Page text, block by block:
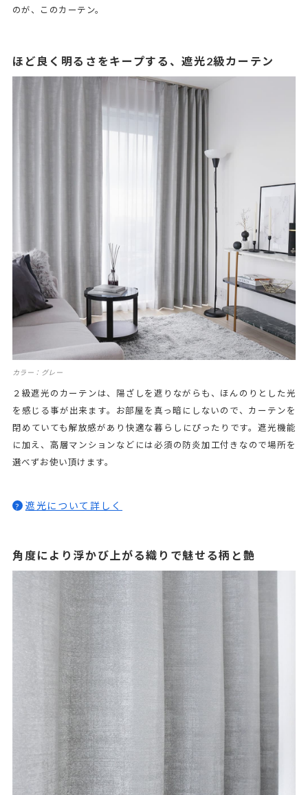
のが、このカーテン。
ほど良く明るさをキープする、遮光2級カーテン
カラー：グレー
２級遮光のカーテンは、陽ざしを遮りながらも、ほんのりとした光
を感じる事が出来ます。お部屋を真っ暗にしないので、カーテンを
閉めていても解放感があり快適な暮らしにぴったりです。遮光機能
に加え、高層マンションなどには必須の防炎加工付きなので場所を
選べずお使い頂けます。
? 遮光について詳しく
角度により浮かび上がる織りで魅せる柄と艶